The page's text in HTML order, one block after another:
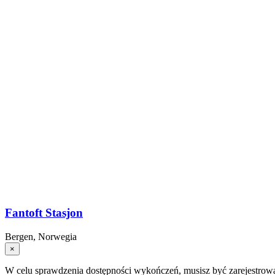
Fantoft Stasjon
Bergen, Norwegia
×
W celu sprawdzenia dostępności wykończeń, musisz być